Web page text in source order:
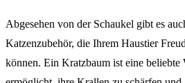
Abgesehen von der Schaukel gibt es
Katzenzubehör, die Ihrem Haustier
können. Ein Kratzbaum ist eine beliebte